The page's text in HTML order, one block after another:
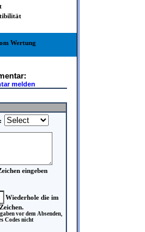
melden
eingeben
Wiederhole die im
vor dem Absenden,
Codes nicht